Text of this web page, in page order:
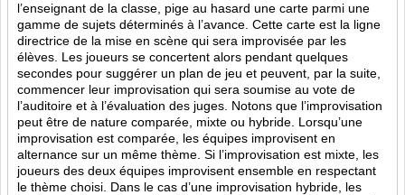
l’enseignant de la classe, pige au hasard une carte parmi une
gamme de sujets déterminés à l’avance. Cette carte est la ligne
directrice de la mise en scène qui sera improvisée par les
élèves. Les joueurs se concertent alors pendant quelques
secondes pour suggérer un plan de jeu et peuvent, par la suite,
commencer leur improvisation qui sera soumise au vote de
l’auditoire et à l’évaluation des juges. Notons que l’improvisation
peut être de nature comparée, mixte ou hybride. Lorsqu’une
improvisation est comparée, les équipes improvisent en
alternance sur un même thème. Si l’improvisation est mixte, les
joueurs des deux équipes improvisent ensemble en respectant
le thème choisi. Dans le cas d’une improvisation hybride, les